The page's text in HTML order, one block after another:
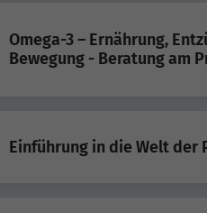
Omega-3 – Ernährung,
Bewegung - Beratung am
Einführung in die Welt der